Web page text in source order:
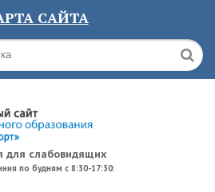
САЙТА
для слабовидящих
по будням с 8:30-17:30: